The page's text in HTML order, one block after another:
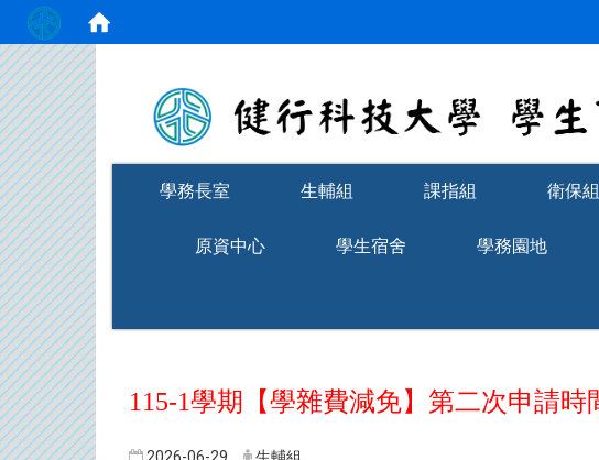
學務長室 生輔組 課指組 衛保組
原資中心 學生宿舍 學務園地
115-1學期【學雜費減免】第二次申請時